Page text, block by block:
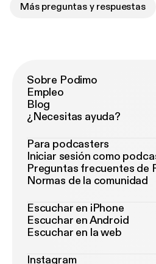
Más preguntas y respuestas
Sobre Podimo
Empleo
Blog
¿Necesitas ayuda?
Para podcasters
Iniciar sesión como
Preguntas frecuentes de
Normas de la comunidad
Escuchar en iPhone
Escuchar en Android
Escuchar en la web
Instagram